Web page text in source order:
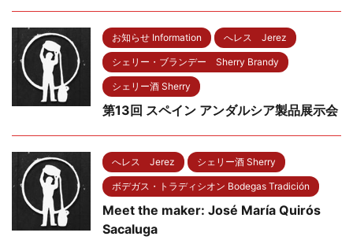
お知らせ Information へレス Jerez
シェリー・ブランデー Sherry Brandy
シェリー酒 Sherry
第13回 スペイン アンダルシア製品展示会
へレス Jerez シェリー酒 Sherry
ボデガス・トラディシオン Bodegas Tradición
Meet the maker: José María Quirós
Sacaluga